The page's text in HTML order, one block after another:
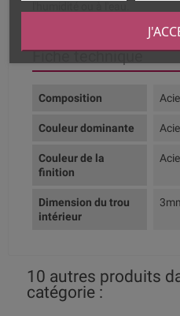
Fiche technique
Composition
Couleur dominante
Couleur de la
finition
Dimension du trou
intérieur
10 autres produits
catégorie :